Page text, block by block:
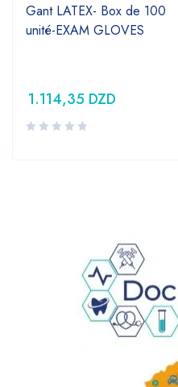
Gant LATEX- Box de 100
unité-EXAM GLOVES
1.114,35 DZD